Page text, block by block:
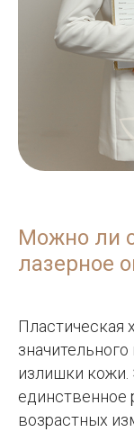
Можно ли
лазерное
Пластическая
излишки кожи.
единственное
возрастных